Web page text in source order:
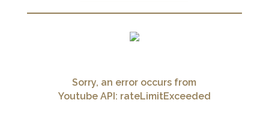
Sorry, an error occurs from
Youtube API: rateLimitExceeded